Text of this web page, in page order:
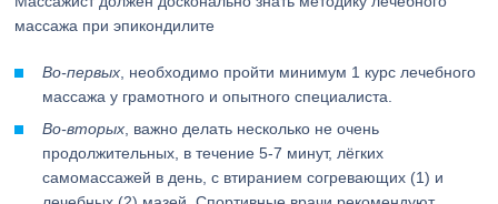
массажа при эпикондилите
Во-первых , необходимо пройти минимум 1 курс лечебного
массажа у грамотного и опытного специалиста.
Во-вторых , важно делать несколько не очень
продолжительных, в течение 5-7 минут, лёгких
самомассажей в день, с втиранием согревающих (1) и